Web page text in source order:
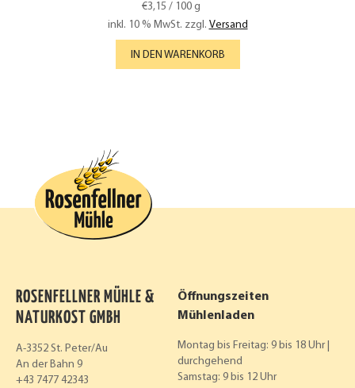
€3,15 / 100 g
inkl. 10 % MwSt. zzgl. Versand
IN DEN WARENKORB
ROSENFELLNER MÜHLE &
NATURKOST GMBH
A-3352 St. Peter/Au
An der Bahn 9
+43 7477 42343
Öffnungszeiten
Mühlenladen
Montag bis Freitag: 9 bis 18 Uhr |
durchgehend
Samstag: 9 bis 12 Uhr